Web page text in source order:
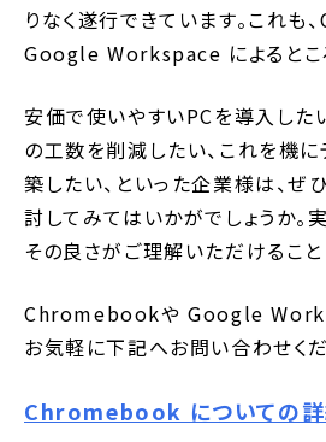
りなく遂行できています。これ
Google Workspace によるとこ
安価で使いやすいPCを導入した
の工数を削減したい、これを機
築したい、といった企業様は、
討してみてはいかがでしょうか。
その良さがご理解いただけること
Chromebookや Google
お気軽に下記へお問い合わせくだ
Chromebook についての詳